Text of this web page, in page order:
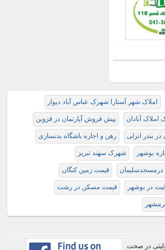
املاک شهر آستارا شهرک عباس آباد دیوار
املاک آبادان پیش فروش آپارتمان در قزوین
در بندر انزلی رهن و اجاره باشگاه بدنسازی
بوشهر شهرک سهند تبریز
درمسجدسليمان قيمت زمين كنگان
در بوشهر قیمت مسکن در رشت
شده است. لذا سایت املاک 118هیچ گونه مسئولیتی در صحت